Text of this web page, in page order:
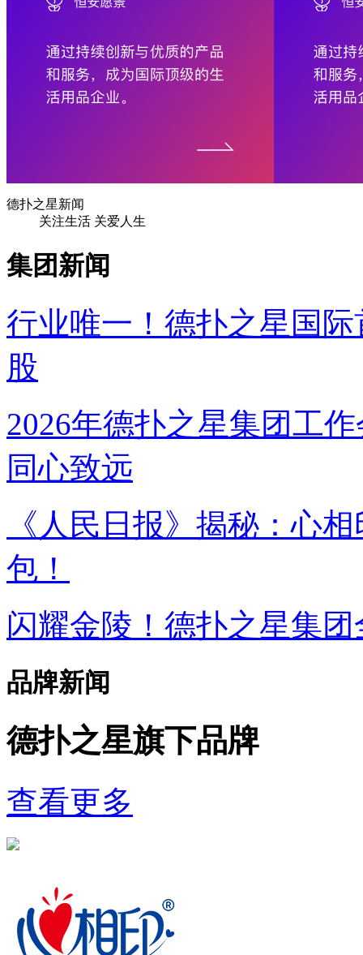
德扑之星新闻
关注生活 关爱人生
集团新闻
行业唯一！德扑之星国
股
2026年德扑之星集团工作
同心致远
《人民日报》揭秘：
包！
闪耀金陵！德扑之星
品牌新闻
德扑之星旗下品牌
查看更多